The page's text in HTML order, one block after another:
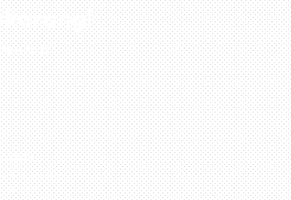
Anda!
No.8 Jurumudi